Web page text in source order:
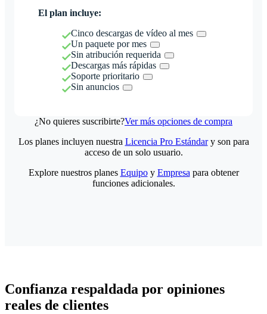
El plan incluye:
Cinco descargas de vídeo al mes
Un paquete por mes
Sin atribución requerida
Descargas más rápidas
Soporte prioritario
Sin anuncios
¿No quieres suscribirte?Ver más opciones de compra
Los planes incluyen nuestra Licencia Pro Estándary son para
acceso de un solo usuario.
Explore nuestros planes Equipoy Empresa para obtener
funciones adicionales.
Confianza respaldada por opiniones
reales de clientes